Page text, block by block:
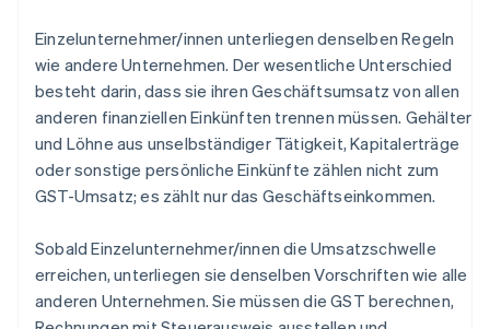
Einzelunternehmer/innen unterliegen denselben Regeln
wie andere Unternehmen. Der wesentliche Unterschied
besteht darin, dass sie ihren Geschäftsumsatz von allen
anderen finanziellen Einkünften trennen müssen. Gehälter
und Löhne aus unselbständiger Tätigkeit, Kapitalerträge
oder sonstige persönliche Einkünfte zählen nicht zum
GST-Umsatz; es zählt nur das Geschäftseinkommen.
Sobald Einzelunternehmer/innen die Umsatzschwelle
erreichen, unterliegen sie denselben Vorschriften wie alle
anderen Unternehmen. Sie müssen die GST berechnen,